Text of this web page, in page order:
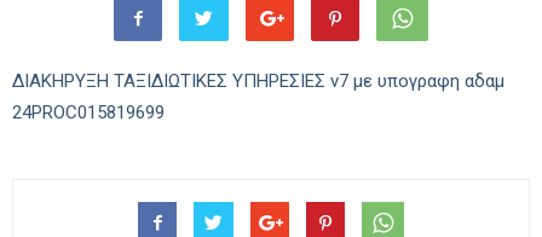
ΔΙΑΚΗΡΥΞΗ ΤΑΞΙΔΙΩΤΙΚΕΣ ΥΠΗΡΕΣΙΕΣ v7 με υπογραφη αδαμ
24PROC015819699